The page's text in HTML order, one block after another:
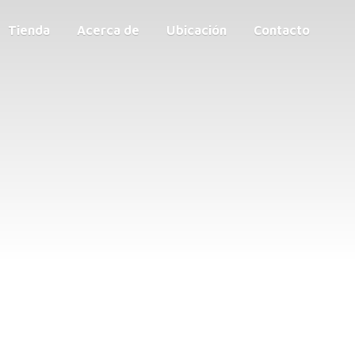
Tienda Acerca de Ubicación Contacto